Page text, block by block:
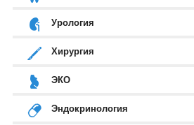
Урология
Хирургия
ЭКО
Эндокринология